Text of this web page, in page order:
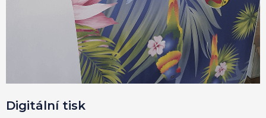
Digitální tisk